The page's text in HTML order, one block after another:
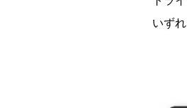
いず